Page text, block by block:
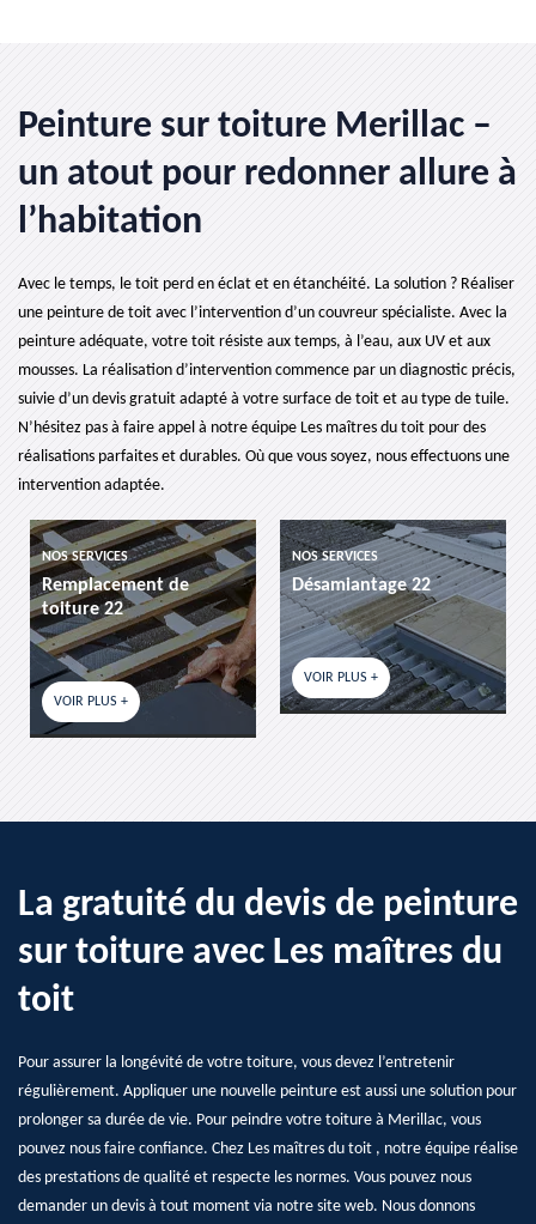
Peinture sur toiture Merillac –
un atout pour redonner allure à
l’habitation
Avec le temps, le toit perd en éclat et en étanchéité. La solution ? Réaliser
une peinture de toit avec l’intervention d’un couvreur spécialiste. Avec la
peinture adéquate, votre toit résiste aux temps, à l’eau, aux UV et aux
mousses. La réalisation d’intervention commence par un diagnostic précis,
suivie d’un devis gratuit adapté à votre surface de toit et au type de tuile.
N’hésitez pas à faire appel à notre équipe Les maîtres du toit pour des
réalisations parfaites et durables. Où que vous soyez, nous effectuons une
intervention adaptée.
NOS SERVICES
Remplacement de
toiture 22
VOIR PLUS +
NOS SERVICES
Désamiantage 22
VOIR PLUS +
La gratuité du devis de peinture
sur toiture avec Les maîtres du
toit
Pour assurer la longévité de votre toiture, vous devez l’entretenir
régulièrement. Appliquer une nouvelle peinture est aussi une solution pour
prolonger sa durée de vie. Pour peindre votre toiture à Merillac, vous
pouvez nous faire confiance. Chez Les maîtres du toit , notre équipe réalise
des prestations de qualité et respecte les normes. Vous pouvez nous
demander un devis à tout moment via notre site web. Nous donnons